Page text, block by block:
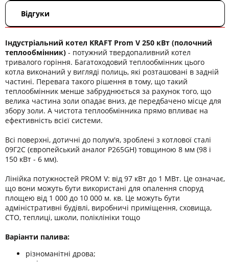
Відгуки
Індустріальний котел KRAFT Prom V 250 кВт (полочний
теплообмінник) - потужний твердопаливний котел
тривалого горіння. Багатоходовий теплообмінник цього
котла виконаний у вигляді полиць, які розташовані в задній
частині. Перевага такого рішення в тому, що такий
теплообмінник менше забруднюється за рахунок того, що
велика частина золи опадає вниз, де передбачено місце для
збору золи. А чистота теплообмінника прямо впливає на
ефективність всієї системи.
Всі поверхні, дотичні до полум'я, зроблені з котлової сталі
09Г2С (європейський аналог P265GН) товщиною 8 мм (98 і
150 кВт - 6 мм).
Лінійка потужностей PROM V: від 97 кВт до 1 МВт. Це означає,
що вони можуть бути використані для опалення споруд
площею від 1 000 до 10 000 м. кв. Це можуть бути
адміністративні будівлі, виробничі приміщення, сховища,
СТО, теплиці, школи, поліклініки тощо
Варіанти палива:
різноманітні дрова;